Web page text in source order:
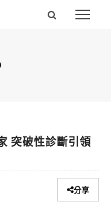
突破性診斷引領
分享